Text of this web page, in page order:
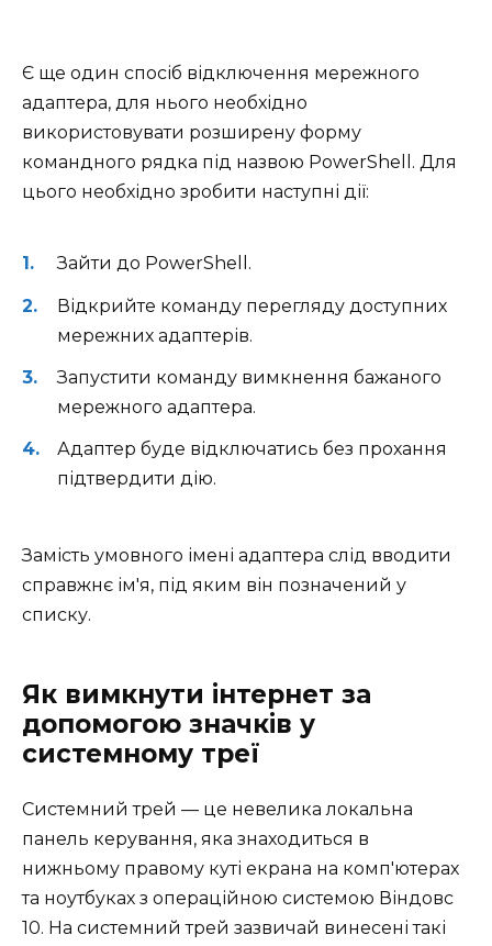
Є ще один спосіб відключення мережного
адаптера, для нього необхідно
використовувати розширену форму
командного рядка під назвою PowerShell. Для
цього необхідно зробити наступні дії:
Зайти до PowerShell.
Відкрийте команду перегляду доступних
мережних адаптерів.
Запустити команду вимкнення бажаного
мережного адаптера.
Адаптер буде відключатись без прохання
підтвердити дію.
Замість умовного імені адаптера слід вводити
справжнє ім'я, під яким він позначений у
списку.
Як вимкнути інтернет за
допомогою значків у
системному треї
Системний трей — це невелика локальна
панель керування, яка знаходиться в
нижньому правому куті екрана на комп'ютерах
та ноутбуках з операційною системою Віндовс
10. На системний трей зазвичай винесені такі